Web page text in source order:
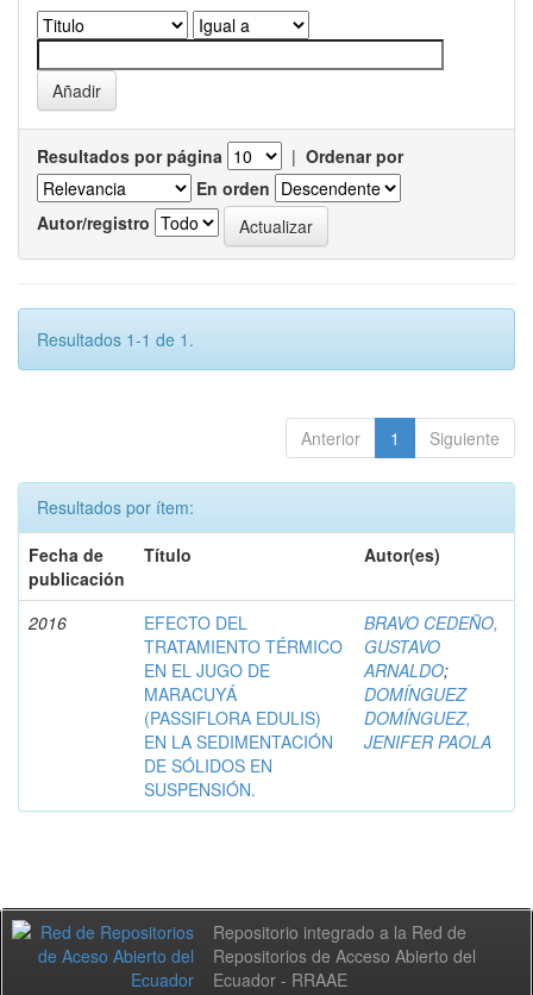
Resultados por página | Ordenar por
En orden
Autor/registro
Resultados 1-1 de 1.
Anterior 1 Siguiente
Resultados por ítem:
Fecha de
publicación
Título Autor(es)
2016
EFECTO DEL
TRATAMIENTO TÉRMICO
EN EL JUGO DE
MARACUYÁ
(PASSIFLORA EDULIS)
EN LA SEDIMENTACIÓN
DE SÓLIDOS EN
SUSPENSIÓN.
BRAVO CEDEÑO,
GUSTAVO
ARNALDO;
DOMÍNGUEZ
DOMÍNGUEZ,
JENIFER PAOLA
Repositorio integrado a la Red de
Repositorios de Acceso Abierto del
Ecuador - RRAAE